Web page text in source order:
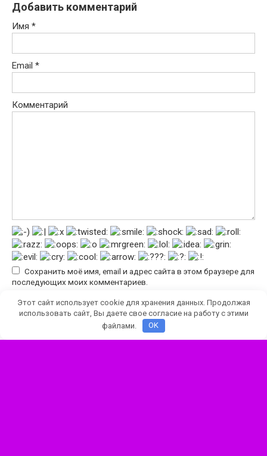
Добавить комментарий
Имя *
Email *
Комментарий
Сохранить моё имя, email и адрес сайта в этом браузере для
последующих моих комментариев.
Этот сайт использует cookie для хранения данных. Продолжая
использовать сайт, Вы даете свое согласие на работу с этими
файлами.
OK